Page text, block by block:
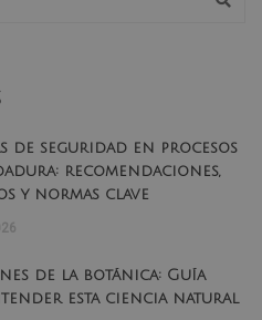
de seguridad en procesos
recomendaciones,
y normas clave
de la botánica: Guía
esta ciencia natural